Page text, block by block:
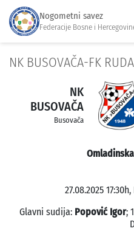
Nogometni savez
Federacije Bosne i
NK BUSOVAČA-FK
NK
BUSOVAČA
Busovača
27.08.2025
Glavni sudija: Popović Igor;